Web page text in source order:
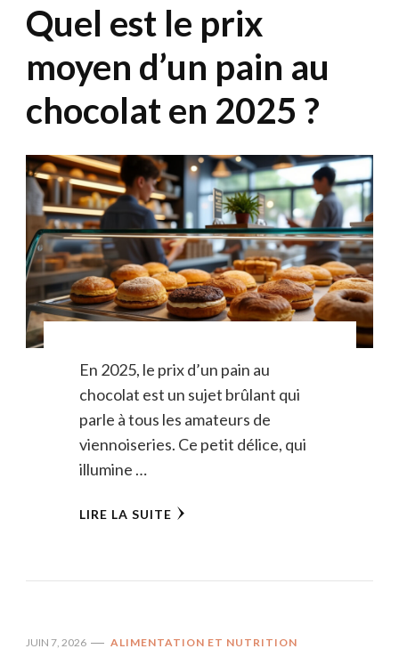
Quel est le prix
moyen d’un pain au
chocolat en 2025 ?
En 2025, le prix d’un pain au
chocolat est un sujet brûlant qui
parle à tous les amateurs de
viennoiseries. Ce petit délice, qui
illumine …
LIRE LA SUITE
JUIN 7, 2026 ALIMENTATION ET NUTRITION